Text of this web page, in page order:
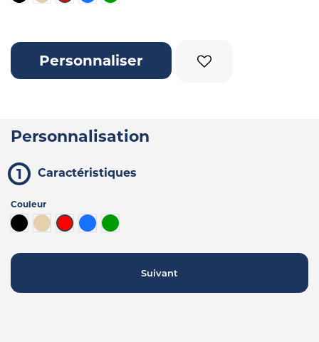
Personnaliser
Personnalisation
Caractéristiques
Couleur
Noir
Beige Rouge Bleu Vert
Suivant